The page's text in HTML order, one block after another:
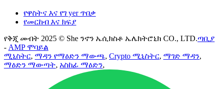
የዋስትና እና የገ yer ጥበቃ
የመርከብ እና ክፍያ
የቅጂ መብት 2025 © She ንኖን ኤሲክስቶ ኤሌክትሮኒክ CO., LTD.ጣቢያ
- AMP ሞባይል
ሚኒስትር, ማዳን የማዕድን ማውጫ, Crypto ሚኒስትር, ማገድ ማዳን,
ማዕድን ማውጣት, አስከፊ ማዕድን,